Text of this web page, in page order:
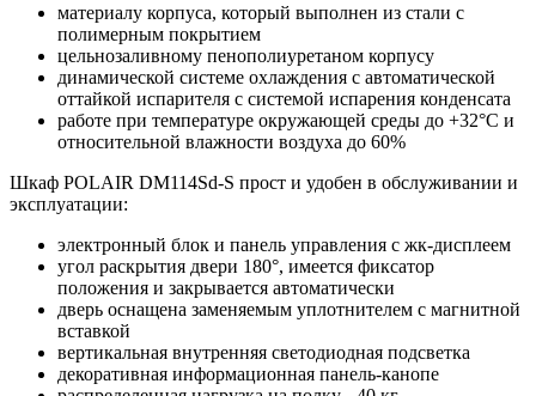
материалу корпуса, который выполнен из стали с
полимерным покрытием
цельнозаливному пенополиуретаном корпусу
динамической системе охлаждения с автоматической
оттайкой испарителя с системой испарения конденсата
работе при температуре окружающей среды до +32°С и
относительной влажности воздуха до 60%
Шкаф POLAIR DM114Sd-S прост и удобен в обслуживании и
эксплуатации:
электронный блок и панель управления с жк-дисплеем
угол раскрытия двери 180°, имеется фиксатор
положения и закрывается автоматически
дверь оснащена заменяемым уплотнителем с магнитной
вставкой
вертикальная внутренняя светодиодная подсветка
декоративная информационная панель-канопе